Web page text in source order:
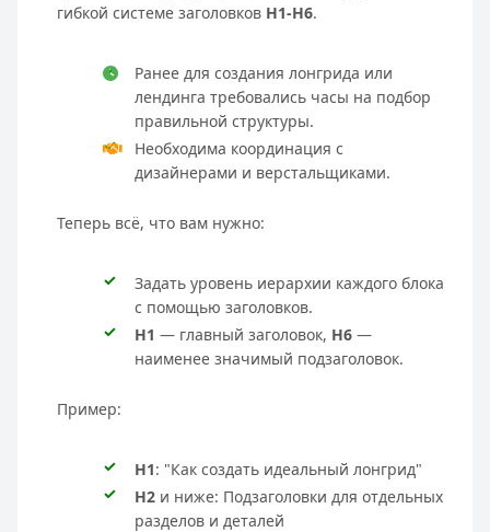
гибкой системе заголовков H1-H6.
Ранее для создания лонгрида или
лендинга требовались часы на подбор
правильной структуры.
Необходима координация с
дизайнерами и верстальщиками.
Теперь всё, что вам нужно:
Задать уровень иерархии каждого блока
с помощью заголовков.
H1 — главный заголовок, H6 —
наименее значимый подзаголовок.
Пример:
H1: "Как создать идеальный лонгрид"
H2 и ниже: Подзаголовки для отдельных
разделов и деталей